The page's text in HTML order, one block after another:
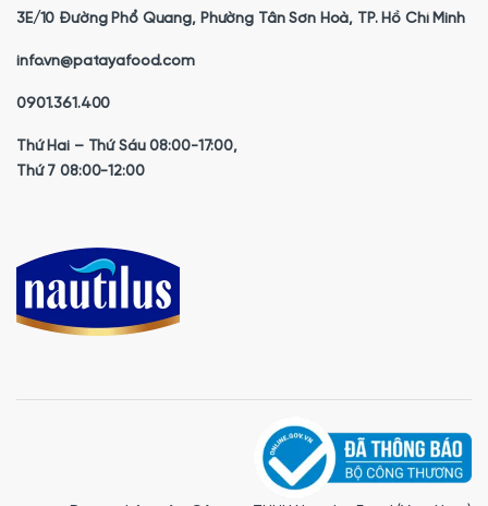
3E/10 Đường Phổ Quang, Phường Tân Sơn Hoà, TP. Hồ Chí Minh
info.vn@patayafood.com
0901.361.400
Thứ Hai – Thứ Sáu 08:00-17:00,
Thứ 7 08:00-12:00